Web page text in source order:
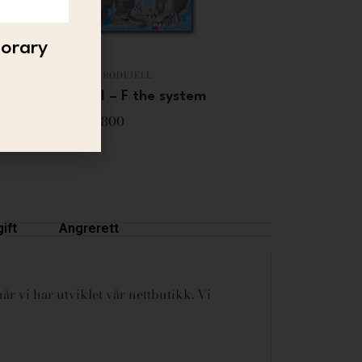
BJØRGE RØDFJELL
Bjørge Rødfjell – F the system
1 800
Angrerett
vi har utviklet vår nettbutikk. Vi